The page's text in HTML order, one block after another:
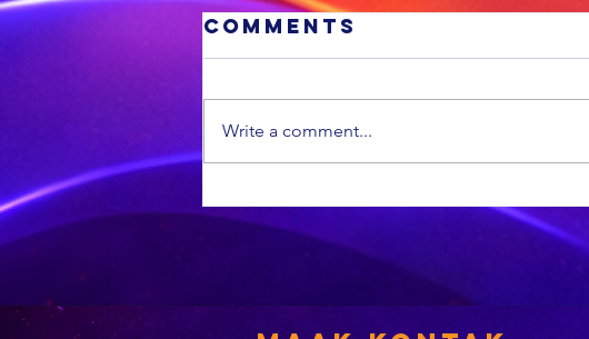
Banke kan dalk
Comments
Write a comment...